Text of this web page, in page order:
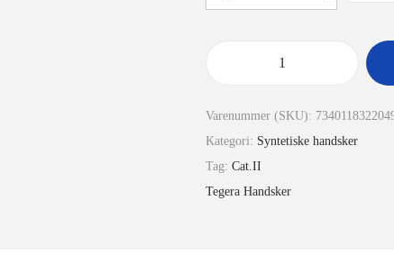
Varenummer (SKU):
Kategori: Syntetiske handsker
Tag: Cat.II
Tegera Handsker